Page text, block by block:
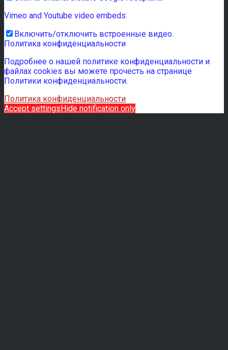
Vimeo and Youtube video embeds:
Включить/отключить встроенные видео.
Политика конфиденциальности
Подробнее о нашей политике конфиденциальности и
файлах cookies вы можете прочесть на странице
Политики конфиденциальности.
Политика конфиденциальности
Accept settingsHide notification only